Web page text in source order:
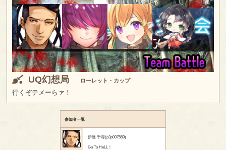
UQ幻想局 ローレット・カップ
行くぞテメーらァ！
参加者一覧
伊達 千尋(p3p007569)
Go To HeLL！